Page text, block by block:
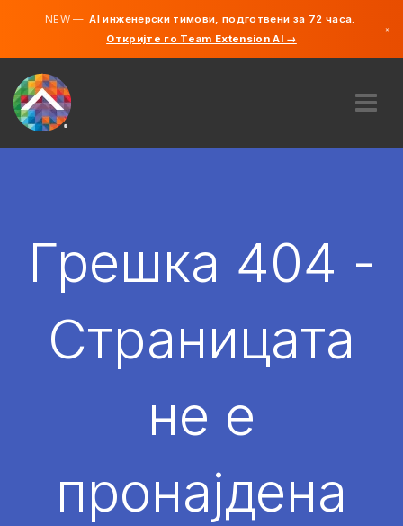
NEW —AI инженерски тимови, подготвени за 72 часа.
Откријте го Team Extension AI →
×
АНГАЖИРАЈ
Грешка 404 -
Страницата
не е
пронајдена